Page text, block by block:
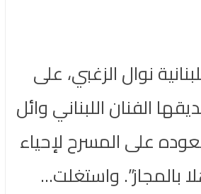
نوال الزغبي، على
الفنان اللبناني وائل
على المسرح لإحياء
واستغلت...